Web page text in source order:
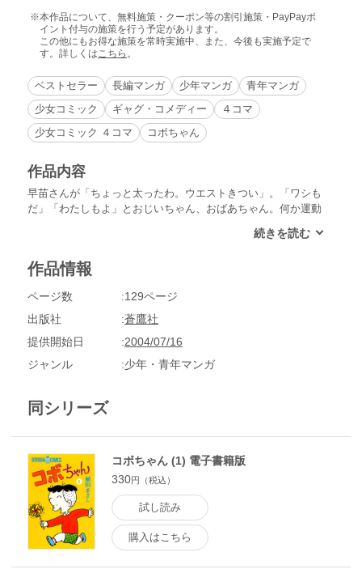
本作品について、無料施策・クーポン等の割引施策・PayPayポ
イント付与の施策を行う予定があります。
この他にもお得な施策を常時実施中、また、今後も実施予定で
す。詳しくはこちら 。
ベストセラー 長編マンガ 少年マンガ
青年マンガ
少女コミック
ギャグ・コメディー
４コマ
少女コミック ４コマ
コボちゃん
作品内容
早苗さんが「ちょっと太ったわ。ウエストきつい」。「ワシも
だ」「わたしもよ」とおじいちゃん、おばあちゃん。何か運動
なわとび？飽きるね。協議の末、「ごはんを茶わんに半分しか
作品情報
ページ数
129ページ
出版社
蒼鷹社
提供開始日
2004/07/16
ジャンル
少年・青年マンガ
同シリーズ
コボちゃん (1) 電子書籍版
330円（税込）
試し読み
購入はこちら